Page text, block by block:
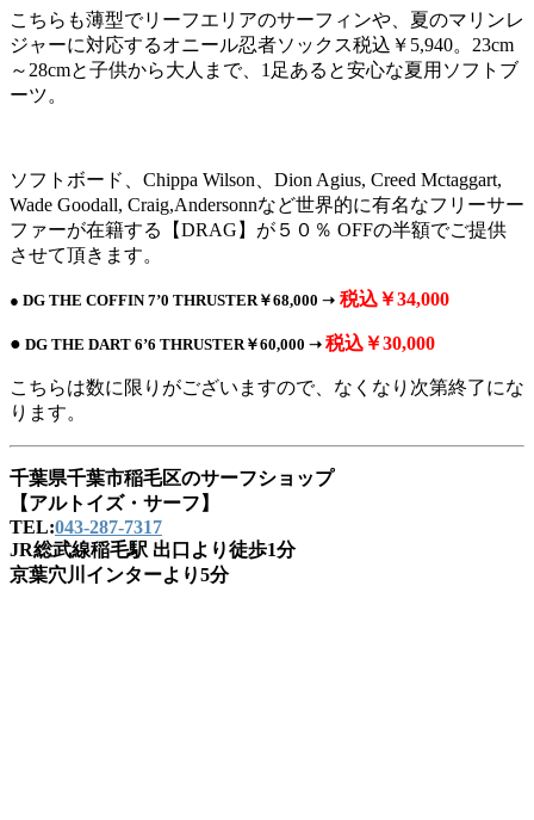
こちらも薄型でリーフエリアのサーフィンや、夏のマリンレ
ジャーに対応するオニール忍者ソックス税込￥5,940。23cm
～28cmと子供から大人まで、1足あると安心な夏用ソフトブ
ーツ。
ソフトボード、Chippa Wilson、Dion Agius, Creed Mctaggart,
Wade Goodall, Craig,Andersonnなど世界的に有名なフリーサー
ファーが在籍する【DRAG】が５０％ OFFの半額でご提供
させて頂きます。
● DG THE COFFIN 7’0 THRUSTER￥68,000 ➝ 税込￥34,000
● DG THE DART 6’6 THRUSTER￥60,000 ➝ 税込￥30,000
こちらは数に限りがございますので、なくなり次第終了にな
ります。
千葉県千葉市稲毛区のサーフショップ
【アルトイズ・サーフ】
TEL:043-287-7317
JR総武線稲毛駅 出口より徒歩1分
京葉穴川インターより5分